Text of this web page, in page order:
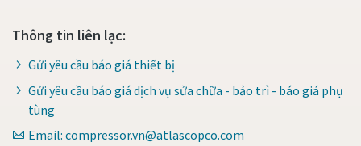
Thông tin liên lạc:
Gửi yêu cầu báo giá thiết bị
Gửi yêu cầu báo giá dịch vụ sửa chữa - bảo trì - báo giá phụ
tùng
Email: compressor.vn@atlascopco.com